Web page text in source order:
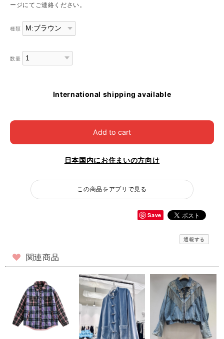
ージにてご連絡ください。
種類
数量
International shipping available
Add to cart
日本国内にお住まいの方向け
この商品をアプリで見る
Save
通報する
関連商品